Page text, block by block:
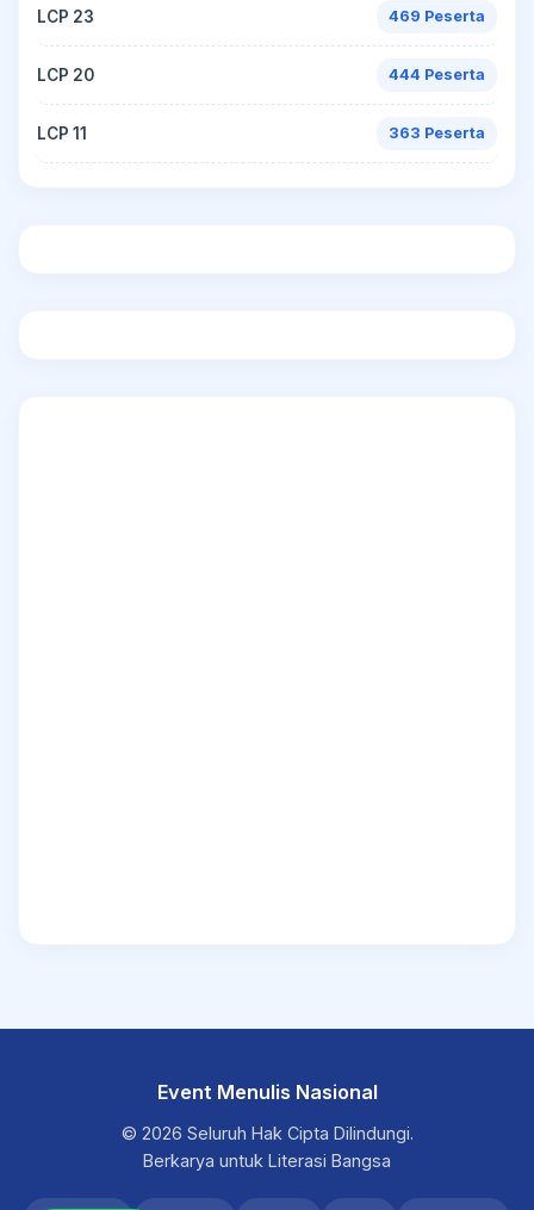
LCP 23 469 Peserta
LCP 20 444 Peserta
LCP 11 363 Peserta
Event Menulis Nasional
© 2026 Seluruh Hak Cipta Dilindungi.
Berkarya untuk Literasi Bangsa